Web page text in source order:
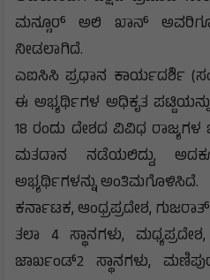
ಮನ್ಸೂರ್ ಅಲಿ ಖಾನ್
ನೀಡಲಾಗಿದೆ.
ಎಐಸಿಸಿ ಪ್ರಧಾನ ಕಾರ್ಯದರ್ಶಿ
ಈ ಅಭ್ಯರ್ಥಿಗಳ ಅಧಿಕೃತ
18 ರಂದು ದೇಶದ ವಿವಿಧ ರಾಜ್ಯಗಳ
ಮತದಾನ ನಡೆಯಲಿದ್ದು,
ಅಭ್ಯರ್ಥಿಗಳನ್ನು ಅಂತಿಮಗೊಳಿಸಿದೆ.
ಕರ್ನಾಟಕ, ಆಂಧ್ರಪ್ರದೇಶ, ಗುಜರಾತ್
ತಲಾ 4 ಸ್ಥಾನಗಳು,
ಜಾರ್ಖಂಡ್2 ಸ್ಥಾನಗಳು,